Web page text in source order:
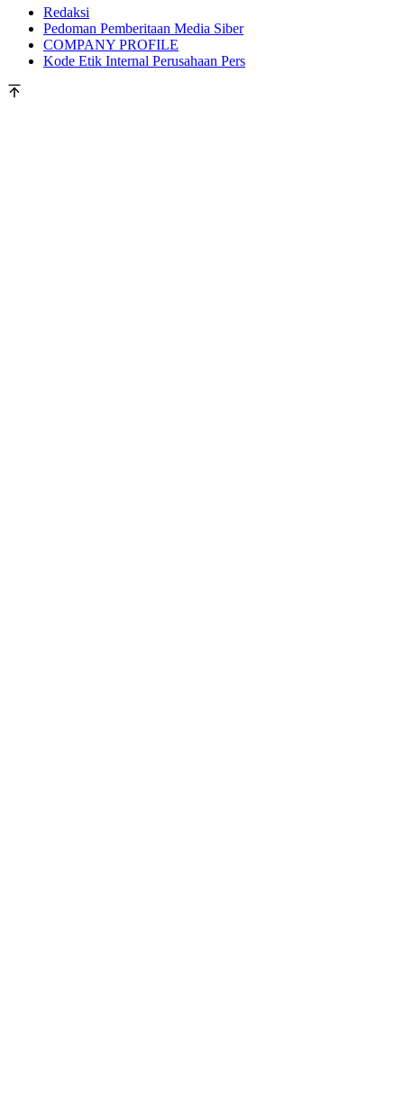
Redaksi
Pedoman Pemberitaan Media Siber
COMPANY PROFILE
Kode Etik Internal Perusahaan Pers